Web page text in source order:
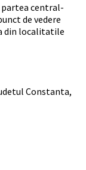
central-
de vedere
din localitatile
Constanta,